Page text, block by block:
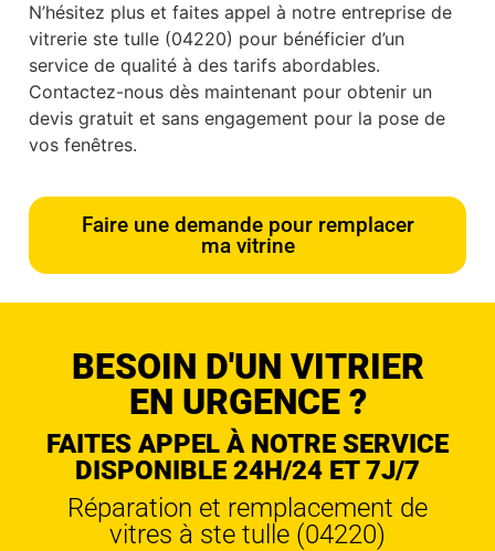
N’hésitez plus et faites appel à notre entreprise de
vitrerie ste tulle (04220) pour bénéficier d’un
service de qualité à des tarifs abordables.
Contactez-nous dès maintenant pour obtenir un
devis gratuit et sans engagement pour la pose de
vos fenêtres.
Faire une demande pour remplacer
ma vitrine
BESOIN D'UN VITRIER
EN URGENCE ?
FAITES APPEL À NOTRE SERVICE
DISPONIBLE 24H/24 ET 7J/7
Réparation et remplacement de
vitres à ste tulle (04220)